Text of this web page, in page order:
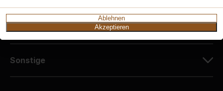
Ablehnen
Akzeptieren
Sonstige